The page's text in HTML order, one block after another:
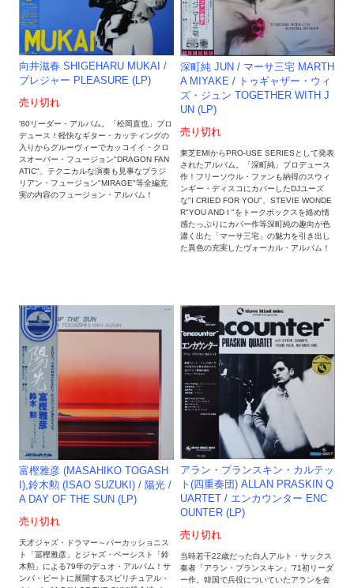
向井滋春 SHIGEHARU MUKAI /
プレジャー PLEASURE (LP)
売り切れ
'80リーダー・アルバム。「松岡直也」プロ
デュース！軽快なギター・カッティングの
入りからグルーヴィーでカッコイイ・クロ
スオーバー・フュージョン"DRAGON FAN
ATIC"、テクニカルな演奏も見事なブラジ
リアン・フュージョン"MIRAGE"等全編充
実の内容のフュージョン・アルバム！
深町純 JUN / マーサ三宅 MARTH
A MIYAKE / トゥギャザー・ウィ
ズ・ジュン TOGETHER WITH J
UN (LP)
売り切れ
東芝EMIからPRO-USE SERIESとして発表
されたアルバム。「深町純」プロデュース
作！フリーソウル・ファンも納得のスウィ
ンギー・ディスコにカバーしたDJユーズ
な"I CRIED FOR YOU"、STEVIE WONDE
R"YOU AND I "をトークボックスを絡め情
感たっぷりにカバー作等深町純の趣向が色
濃く出た「マーサ三宅」の魅力を引き出し
た異色の充実したヴォーカル・アルバム！
富樫雅彦 (MASAHIKO TOGASH
I),鈴木勲 (ISAO SUZUKI) / 陽光 /
A DAY OF THE SUN (LP)
売り切れ
天才ジャズ・ドラマー～パーカッショニス
ト「冨樫雅彦」とジャズ・ベーシスト「鈴
木勲」による79年のデュオ・アルバム！サ
ンバ・ビートに展開するスピリチュアル・
アラン・プランスキン・カルテッ
ト(四重奏団) ALLAN PRASKIN Q
UARTET / エンカウンター ENC
OUNTER (LP)
売り切れ
当時若干22歳だった白人アルト・サックス
奏者「アラン・プランスキン」’71初リーダ
ー作。韓国で兵役についていたアランを金